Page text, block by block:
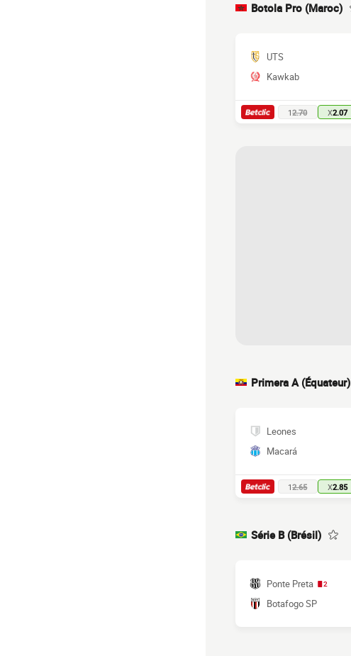
Botola Pro (Maroc)
UTS
Kawkab
12.70 X2.07
Primera A (Équateur)
Leones
Macará
12.65 X2.85
Série B (Brésil)
Ponte Preta 2
Botafogo SP